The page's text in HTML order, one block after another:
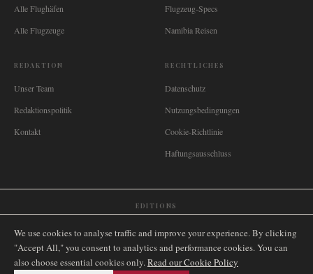
Alle Flughäfen
Alle Flugzeuge
Flugzeug-Specs
Namibia Reisen
REDAKTION
Unser Team
Redaktionspolitik
Kontakt
RECHTLICHES
Datenschutz
Nutzungsbedingungen
Cookie-Richtlinie
Haftungsausschluss
EDITIONS
🇿🇦 South Africa Singapore🇩🇪 Deutschland Nederland 🇫🇷 France
🇮🇹 Italia🇪🇸 España🇧🇷 Brasil🇸🇪 Sverige🇳🇴 Norge🇩🇰
We use cookies to analyse traffic and improve your experience. By clicking
"Accept All," you consent to analytics and performance cookies. You can
also choose essential cookies only.Read our Cookie Policy